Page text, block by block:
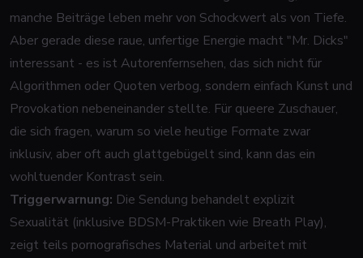
manche Beiträge leben mehr von Schockwert als von Tiefe.
Aber gerade diese raue, unfertige Energie macht "Mr. Dicks"
interessant - es ist Autorenfernsehen, das sich nicht für
Algorithmen oder Quoten verbog, sondern einfach Kunst und
Provokation nebeneinander stellte. Für queere Zuschauer,
die sich fragen, warum so viele heutige Formate zwar
inklusiv, aber oft auch glattgebügelt sind, kann das ein
wohltuender Kontrast sein.
Triggerwarnung: Die Sendung behandelt explizit
Sexualität (inklusive BDSM-Praktiken wie Breath Play),
zeigt teils pornografisches Material und arbeitet mit